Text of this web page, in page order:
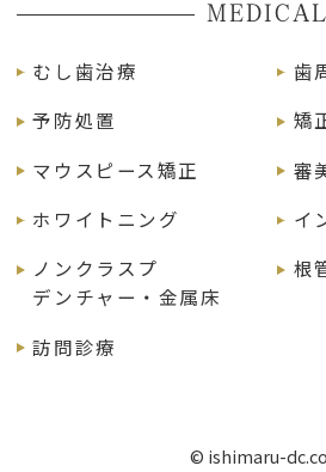
MEDICAL
むし歯治療
歯
予防処置
矯
マウスピース矯正
審
ホワイトニング
イ
ノンクラスプ
デンチャー・金属床
根
訪問診療
© ishimaru-